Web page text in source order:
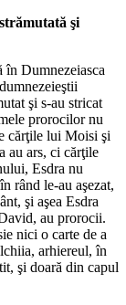
şi
în Dumnezeiasca
şi s-au stricat
prorocilor nu
cărţile lui Moisi şi
au ars, ci cărţile
Esdra nu
rând le-au aşezat,
şi aşea Esdra
au prorocii.
nici o carte de a
arhiereul, în
şi doară din capul